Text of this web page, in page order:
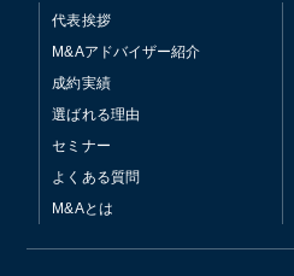
代表挨拶
M&Aアドバイザー紹介
成約実績
選ばれる理由
セミナー
よくある質問
M&Aとは